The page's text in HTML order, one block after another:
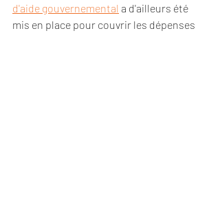
d'aide gouvernemental a d'ailleurs été
mis en place pour couvrir les dépenses